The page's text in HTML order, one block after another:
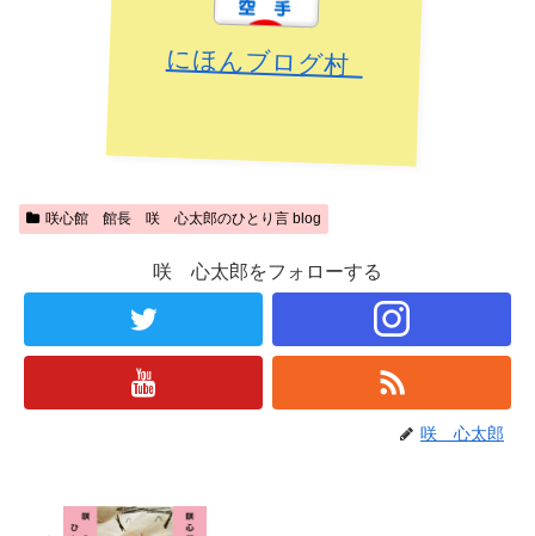
にほんブログ村
咲心館 館長 咲 心太郎のひとり言 blog
咲 心太郎をフォローする
咲 心太郎